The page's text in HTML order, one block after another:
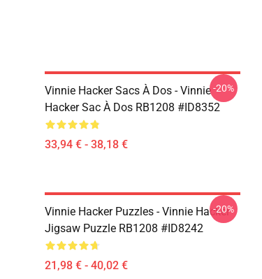
Vinnie Hacker Sacs À Dos - Vinnie
Hacker Sac À Dos RB1208 #ID8352
33,94 € - 38,18 €
-20%
Vinnie Hacker Puzzles - Vinnie Hacker
Jigsaw Puzzle RB1208 #ID8242
21,98 € - 40,02 €
-20%